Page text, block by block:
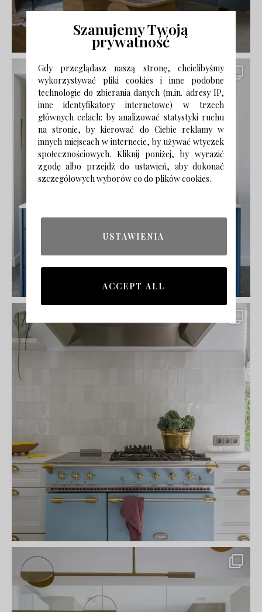
Szanujemy Twoją
prywatność
Gdy przeglądasz naszą stronę, chcielibyśmy
wykorzystywać pliki cookies i inne podobne
technologie do zbierania danych (m.in. adresy IP,
inne identyfikatory internetowe) w trzech
głównych celach: by analizować statystyki ruchu
na stronie, by kierować do Ciebie reklamy w
innych miejscach w internecie, by używać wtyczek
społecznościowych. Kliknij poniżej, by wyrazić
zgodę albo przejdź do ustawień, aby dokonać
szczegółowych wyborów co do plików cookies.
USTAWIENIA
ACCEPT ALL